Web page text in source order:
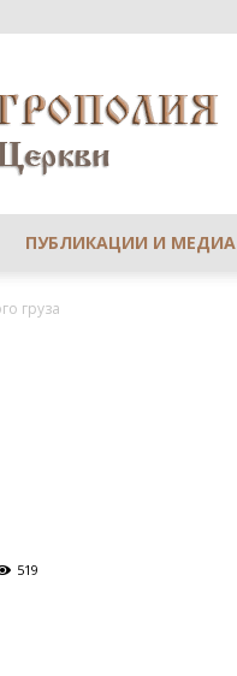
ПУБЛИКАЦИИ И МЕДИА
груза
519